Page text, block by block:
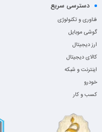
دسترسی سریع
فناوری و تکنولوژی
گوشی موبایل
ارز دیجیتال
کالای دیجیتال
اینترنت و شبکه
خودرو
کسب و کار